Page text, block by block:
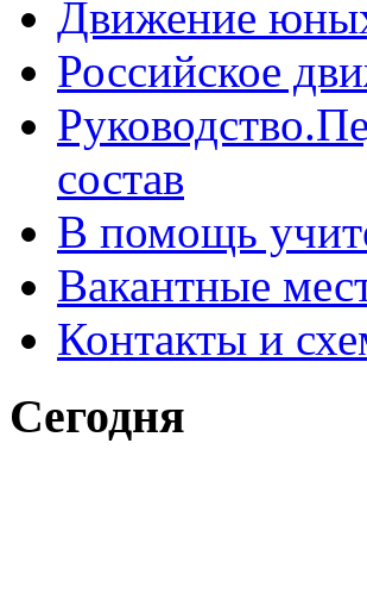
Движение
Российское
состав
В помощь
Вакантные
Контакты и
Сегодня